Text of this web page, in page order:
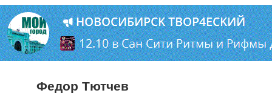
Федор Тютчев